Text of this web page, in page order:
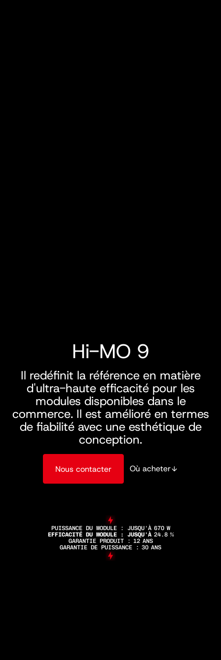
Hi-MO 9
Il redéfinit la référence en matière
d'ultra-haute efficacité pour les
modules disponibles dans le
commerce. Il est amélioré en termes
de fiabilité avec une esthétique de
conception.
Nous contacter Où acheter
PUISSANCE DU MODULE : JUSQU'À 670 W
EFFICACITÉ DU MODULE : JUSQU'À 24.8 %
GARANTIE PRODUIT : 12 ANS
GARANTIE DE PUISSANCE : 30 ANS